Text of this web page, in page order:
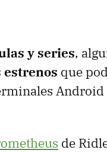
y series,
estrenos que
Android
de